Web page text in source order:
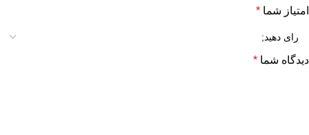
امتیاز شما *
دیدگاه شما *